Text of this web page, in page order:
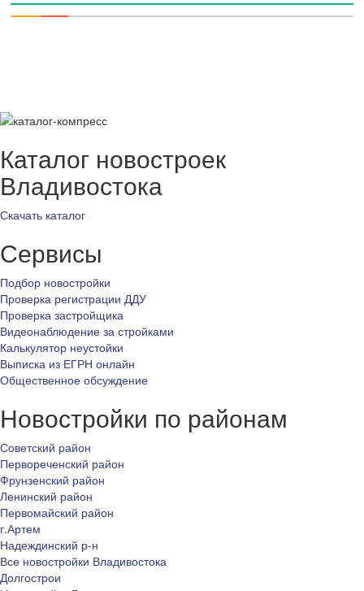
Каталог новостроек
Владивостока
Скачать каталог
Сервисы
Подбор новостройки
Проверка регистрации ДДУ
Проверка застройщика
Видеонаблюдение за стройками
Калькулятор неустойки
Выписка из ЕГРН онлайн
Общественное обсуждение
Новостройки по районам
Советский район
Первореченский район
Фрунзенский район
Ленинский район
Первомайский район
г.Артем
Надеждинский р-н
Все новостройки Владивостока
Долгострои